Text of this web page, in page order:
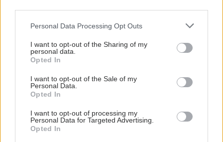
Please note that this website/app uses one or more Google
not limited to your visit or usage behaviour. You may click to
grant or deny consent to Google and its third-party tags to
use your data for below specified purposes in below Google
consent section.
Personal Data Processing Opt Outs
I want to opt-out of the Sharing of my
personal data.
Opted In
I want to opt-out of the Sale of my
Personal Data.
Opted In
I want to opt-out of processing my
Personal Data for Targeted Advertising.
Opted In
Καρκίνος δέρματος - μελάνωμα
Προσθέστε το iatronet.gr στο Discover
ΔΙΑΒΑΣΤΕ ΑΚΟΜΑ